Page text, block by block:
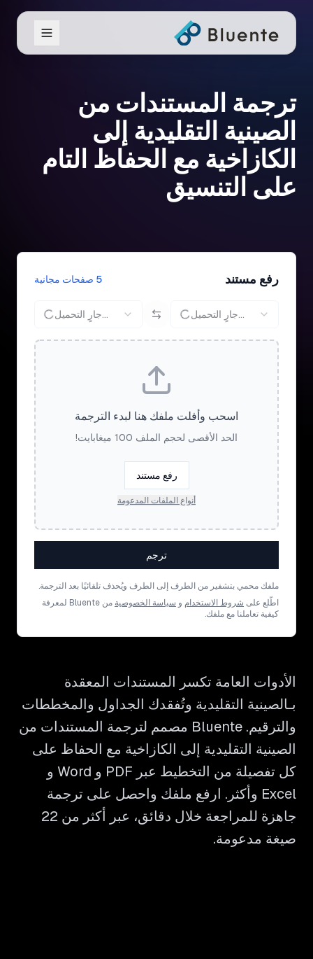
ترجمة المستندات من
الصينية التقليدية إلى
الكازاخية مع الحفاظ التام
على التنسيق
رفع مستند 5 صفحات مجانية
جارٍ التحميل... جارٍ التحميل...
اسحب وأفلت ملفك هنا لبدء الترجمة
الحد الأقصى لحجم الملف 100 ميغابايت!
رفع مستند
أنواع الملفات المدعومة
ترجم
ملفك محمي بتشفير من الطرف إلى الطرف ويُحذف تلقائيًا بعد الترجمة.
اطّلع على شروط الاستخدام و سياسة الخصوصية
من Bluente لمعرفة
كيفية تعاملنا مع ملفك.
الأدوات العامة تكسر المستندات المعقدة
بـالصينية التقليدية وتُفقدك الجداول والمخططات
والترقيم. Bluente مصمم لترجمة المستندات من
الصينية التقليدية إلى الكازاخية مع الحفاظ على
كل تفصيلة من التخطيط عبر PDF و Word و
Excel وأكثر. ارفع ملفك واحصل على ترجمة
جاهزة للمراجعة خلال دقائق، عبر أكثر من 22
صيغة مدعومة.